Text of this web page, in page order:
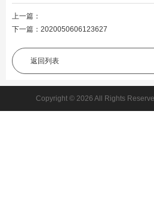
上一篇：
下一篇： 2020050606123627
返回列表
Copyright © 2026 All Rights